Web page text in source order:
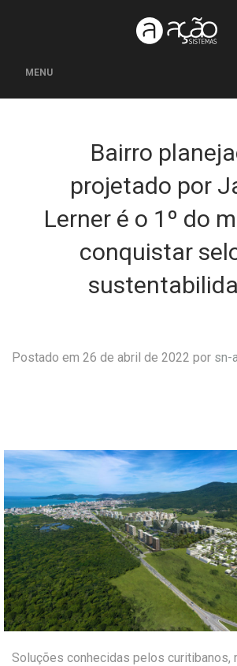
MENU
Bairro
projetado por
Lerner é o 1º do
conquistar
Postado em 26 de abril de 2022 por sn-
Soluções conhecidas pelos curitibanos,